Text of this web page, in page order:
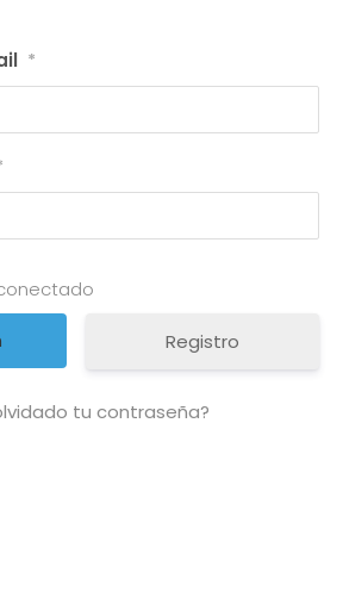
*
Registro
tu contraseña?